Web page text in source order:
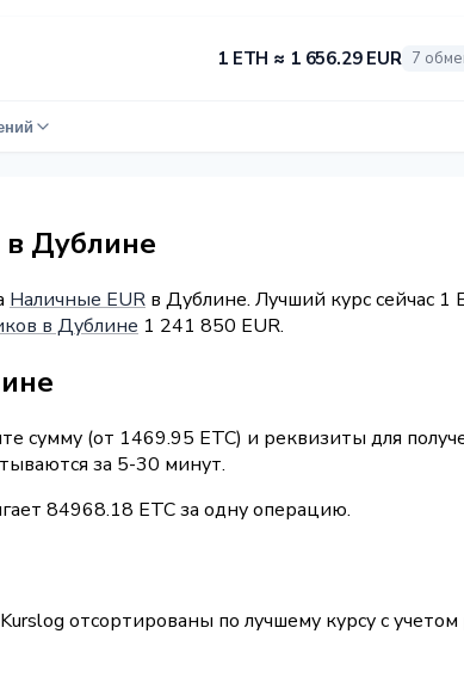
1 ETH ≈ 1 656.29 EUR 7
в Дублине
Наличные EUR в Дублине. Лучший курс сейчас 1
в Дублине 1 241 850 EUR.
сумму (от 1469.95 ETC) и реквизиты для
за 5-30 минут.
84968.18 ETC за одну операцию.
отсортированы по лучшему курсу с